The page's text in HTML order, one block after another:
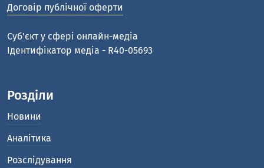
Договір публічної оферти
Cуб'єкт у сфері онлайн-медіа
Ідентифікатор медіа - R40-05693
Розділи
Новини
Аналітика
Розслідування